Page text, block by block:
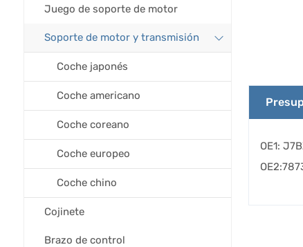
OE1:
Juego de soporte de motor
Soporte de motor y transmisión
Coche japonés
Coche americano
Coche coreano
Coche europeo
Coche chino
Cojinete
Brazo de control